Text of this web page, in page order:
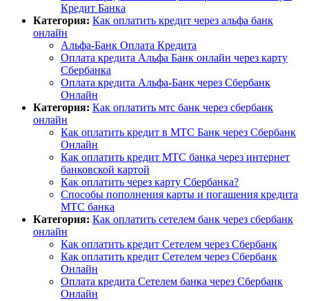
Кредит Банка
Категория: Как оплатить кредит через альфа банк
онлайн
Альфа-Банк Оплата Кредита
Оплата кредита Альфа Банк онлайн через карту
Сбербанка
Оплата кредита Альфа-Банк через Сбербанк
Онлайн
Категория: Как оплатить мтс банк через сбербанк
онлайн
Как оплатить кредит в МТС Банк через Сбербанк
Онлайн
Как оплатить кредит МТС банка через интернет
банковской картой
Как оплатить через карту Сбербанка?
Способы пополнения карты и погашения кредита
МТС банка
Категория: Как оплатить сетелем банк через сбербанк
онлайн
Как оплатить кредит Сетелем через Сбербанк
Как оплатить кредит Сетелем через Сбербанк
Онлайн
Оплата кредита Сетелем банка через Сбербанк
Онлайн